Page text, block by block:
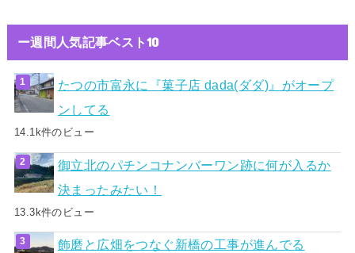
ー週間人気記事ベスト10
たつの市富永に『菓子店 dada(ダダ)』がオープ
ンしてる
14.1k件のビュー
御立北のパチンコナンバーワン跡に何が入るか
決まったみたい！
13.3k件のビュー
飾磨と広畑をつなぐ新橋の工事が進んでる